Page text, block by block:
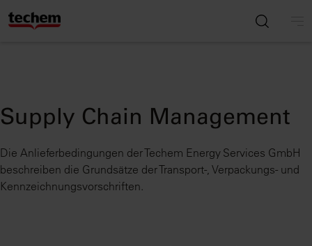
Supply Chain Management
Die Anlieferbedingungen der Techem Energy Services GmbH
beschreiben die Grundsätze der Transport-, Verpackungs- und
Kennzeichnungsvorschriften.